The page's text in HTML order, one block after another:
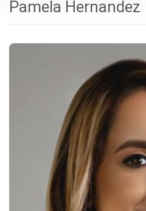
Pamela Hernandez